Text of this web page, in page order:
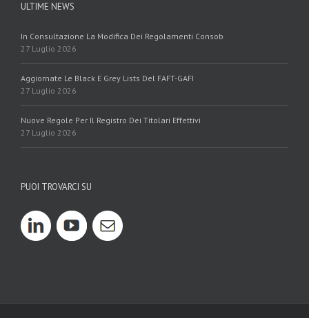
ULTIME NEWS
In Consultazione La Modifica Dei Regolamenti Consob
27 Luglio 2026
Aggiornate Le Black E Grey Lists Del FAFT-GAFI
27 Luglio 2026
Nuove Regole Per Il Registro Dei Titolari Effettivi
27 Luglio 2026
PUOI TROVARCI SU